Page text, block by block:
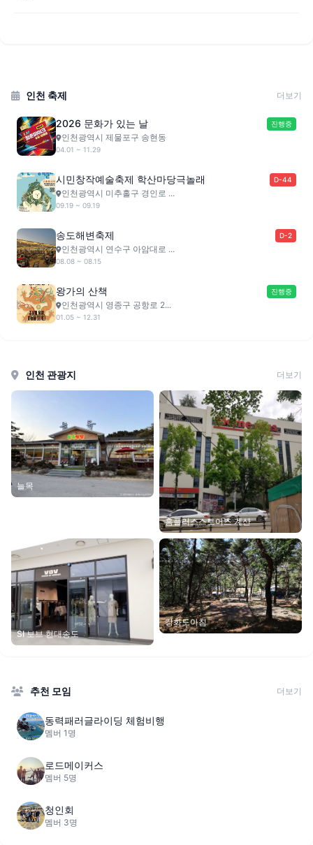
인천 축제 더보기
2026 문화가 있는 날 진행중
인천광역시 제물포구 송현동
04.01 ~ 11.29
시민창작예술축제 학산마당극놀래 D-44
인천광역시 미추홀구 경인로 ...
09.19 ~ 09.19
송도해변축제 D-2
인천광역시 연수구 아암대로 ...
08.08 ~ 08.15
왕가의 산책 진행중
인천광역시 영종구 공항로 2...
01.05 ~ 12.31
인천 관광지 더보기
늘목
홈플러스스토어즈 계산
SI 보브 현대송도
강화도아침
추천 모임 더보기
동력패러글라이딩 체험비행
멤버 1명
로드메이커스
멤버 5명
청인회
멤버 3명